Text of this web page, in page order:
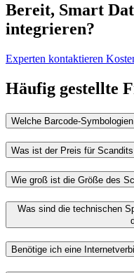
Bereit, Smart
integrieren?
Experten kontaktieren
Häufig gestellte
Welche Barcode-
Was ist der Preis für
Wie groß ist die Größe des
Was sind die technischen
Benötige ich eine